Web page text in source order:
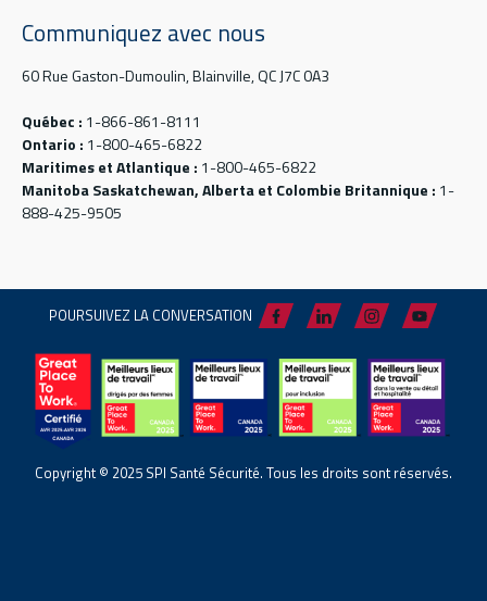
Communiquez avec nous
60 Rue Gaston-Dumoulin, Blainville, QC J7C 0A3
Québec : 1-866-861-8111
Ontario : 1-800-465-6822
Maritimes et Atlantique : 1-800-465-6822
Manitoba Saskatchewan, Alberta et Colombie Britannique : 1-
888-425-9505
POURSUIVEZ LA CONVERSATION
Copyright © 2025 SPI Santé Sécurité. Tous les droits sont réservés.